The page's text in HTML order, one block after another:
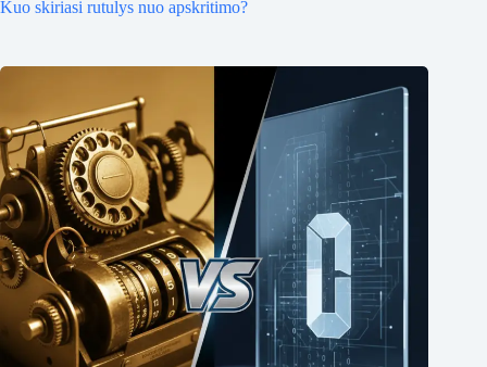
Kuo skiriasi rutulys nuo apskritimo?